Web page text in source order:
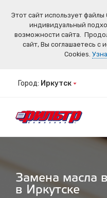
Этот сайт использует
индивидуальный
возможности сайта.
сайт, Вы соглашаетесь с
Cookies.
Город: Иркутск
Замена масла
в Иркутске